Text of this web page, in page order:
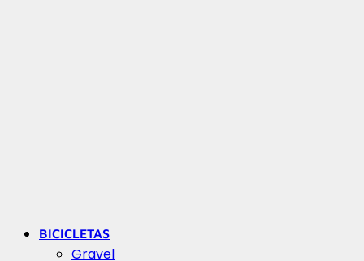
BICICLETAS
Gravel